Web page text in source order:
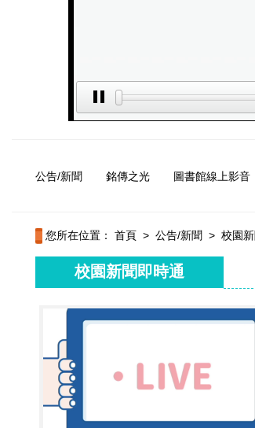
公告/新聞 銘傳之光 圖書館線上影音
您所在位置： 首頁 > 公告/新聞 > 校園
校園新聞即時通